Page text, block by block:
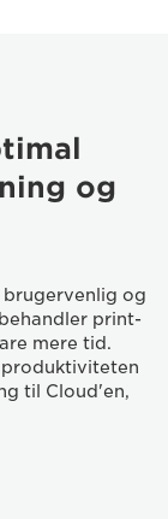
og
brugervenlig og
print-
mere tid.
til Cloud'en,